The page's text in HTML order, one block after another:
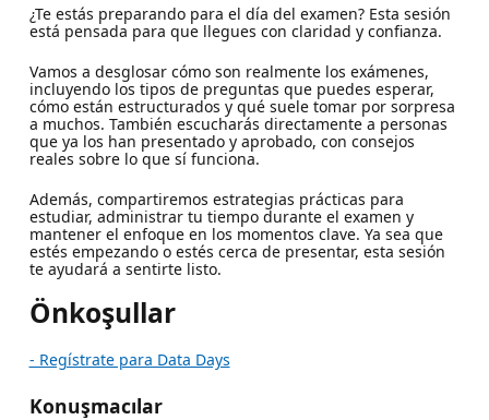
¿Te estás preparando para el día del examen? Esta sesión
está pensada para que llegues con claridad y confianza.
Vamos a desglosar cómo son realmente los exámenes,
incluyendo los tipos de preguntas que puedes esperar,
cómo están estructurados y qué suele tomar por sorpresa
a muchos. También escucharás directamente a personas
que ya los han presentado y aprobado, con consejos
reales sobre lo que sí funciona.
Además, compartiremos estrategias prácticas para
estudiar, administrar tu tiempo durante el examen y
mantener el enfoque en los momentos clave. Ya sea que
estés empezando o estés cerca de presentar, esta sesión
te ayudará a sentirte listo.
Önkoşullar
- Regístrate para Data Days
Konuşmacılar